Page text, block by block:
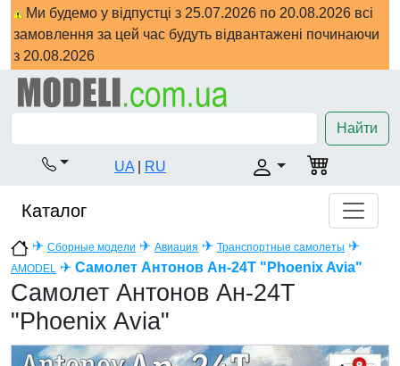
Ми будемо у відпустці з 25.07.2026 по 20.08.2026 всі
замовлення за цей час будуть відвантажені починаючи
з 20.08.2026
Найти
UA RU
Каталог
✈ Сборные модели ✈ Авиация ✈ Транспортные самолеты ✈
AMODEL ✈ Самолет Антонов Ан-24T "Phoenix Avia"
Самолет Антонов Ан-24T
"Phoenix Avia"